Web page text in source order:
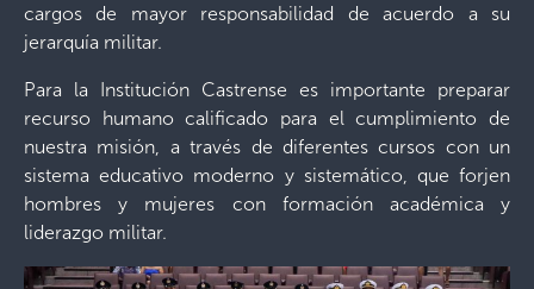
cargos de mayor responsabilidad de acuerdo a su
jerarquía militar.
Para la Institución Castrense es importante preparar
recurso humano calificado para el cumplimiento de
nuestra misión, a través de diferentes cursos con un
sistema educativo moderno y sistemático, que forjen
hombres y mujeres con formación académica y
liderazgo militar.